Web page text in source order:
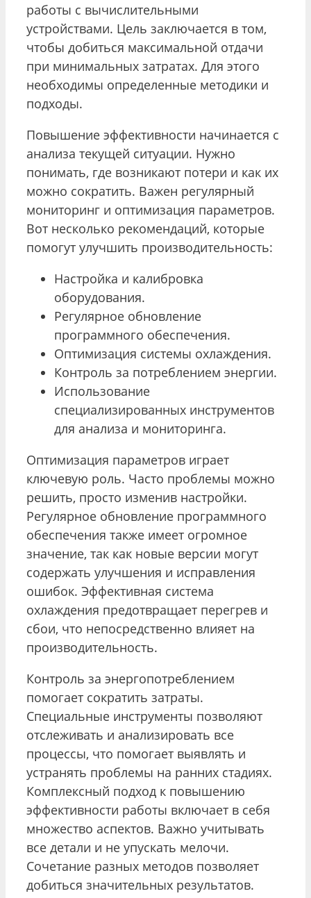
работы с вычислительными
устройствами. Цель заключается в том,
чтобы добиться максимальной отдачи
при минимальных затратах. Для этого
необходимы определенные методики и
подходы.
Повышение эффективности начинается с
анализа текущей ситуации. Нужно
понимать, где возникают потери и как их
можно сократить. Важен регулярный
мониторинг и оптимизация параметров.
Вот несколько рекомендаций, которые
помогут улучшить производительность:
Настройка и калибровка
оборудования.
Регулярное обновление
программного обеспечения.
Оптимизация системы охлаждения.
Контроль за потреблением энергии.
Использование
специализированных инструментов
для анализа и мониторинга.
Оптимизация параметров играет
ключевую роль. Часто проблемы можно
решить, просто изменив настройки.
Регулярное обновление программного
обеспечения также имеет огромное
значение, так как новые версии могут
содержать улучшения и исправления
ошибок. Эффективная система
охлаждения предотвращает перегрев и
сбои, что непосредственно влияет на
производительность.
Контроль за энергопотреблением
помогает сократить затраты.
Специальные инструменты позволяют
отслеживать и анализировать все
процессы, что помогает выявлять и
устранять проблемы на ранних стадиях.
Комплексный подход к повышению
эффективности работы включает в себя
множество аспектов. Важно учитывать
все детали и не упускать мелочи.
Сочетание разных методов позволяет
добиться значительных результатов.